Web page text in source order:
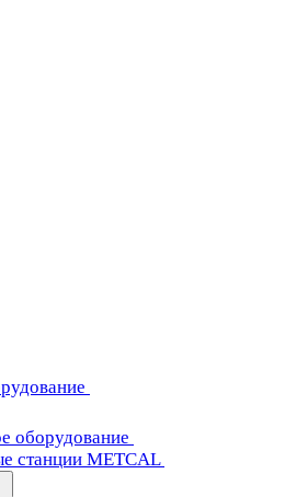
оборудование
станции METCAL